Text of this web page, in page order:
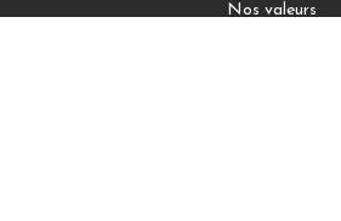
Nos valeurs